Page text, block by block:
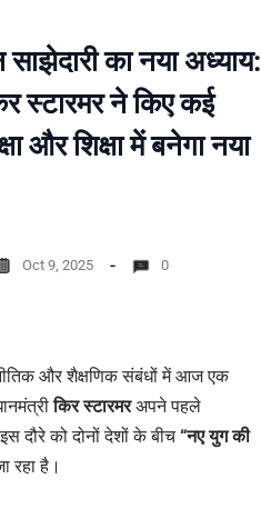
का नया अध्याय:
स्टारमर ने किए कई
और शिक्षा में बनेगा नया
Oct 9, 2025 0
और शैक्षणिक संबंधों में आज एक
किर स्टारमरअपने पहले
दौरे को दोनों देशों के बीच “नए युग की
रहा है।